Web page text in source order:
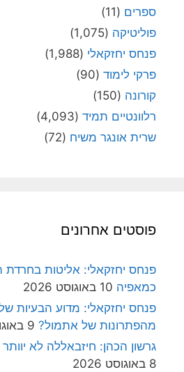
ספרים (11)
פוליטיקה (1,075)
פנחס יחזקאלי (1,988)
פרקי לימוד (90)
קורונה (150)
רלוונטיים תמיד (4,093)
שרית אונגר משיח (72)
פוסטים אחרונים
פנחס יחזקאלי: אליטות
כמאפיה 10 באוגוסט 2026
פנחס יחזקאלי: מדוע הבעיות
מהפתרונות של אתמול? 9 באוגוסט 2026
גרשון הכהן: חיזבאללה לא
8 באוגוסט 2026